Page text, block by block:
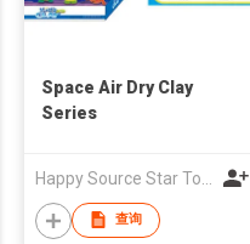
Space Air Dry Clay
Series
查询